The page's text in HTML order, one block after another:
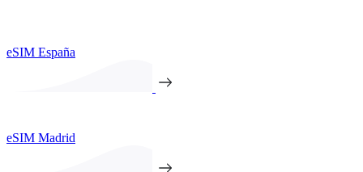
eSIM España
eSIM Madrid